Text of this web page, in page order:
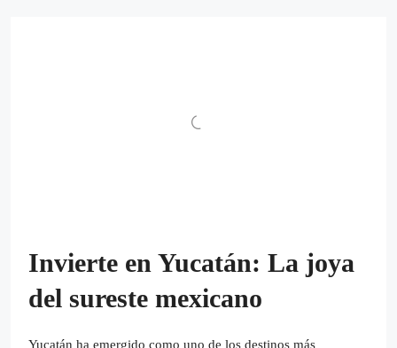
Invierte en Yucatán: La joya
del sureste mexicano
Yucatán ha emergido como uno de los destinos más